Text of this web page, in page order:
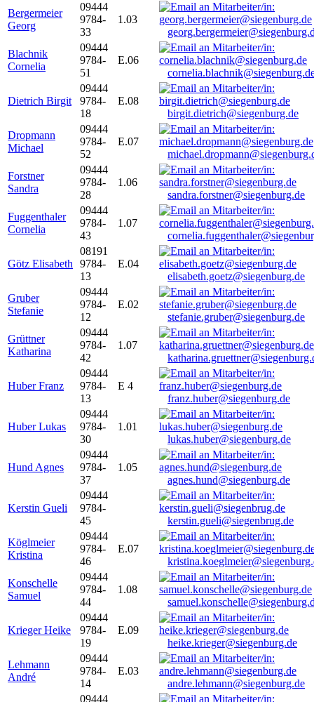
Bergermeier
Georg
09444
9784-
33
1.03
Blachnik
Cornelia
09444
9784-
51
E.06
Dietrich Birgit
09444
9784-
18
E.08
birgit.dietrich@siegenburg.de
Dropmann
Michael
09444
9784-
52
E.07
Forstner
Sandra
09444
9784-
28
1.06
sandra.forstner@siegenburg.de
Fuggenthaler
Cornelia
09444
9784-
43
1.07
Götz Elisabeth
08191
9784-
13
E.04
elisabeth.goetz@siegenburg.de
Gruber
Stefanie
09444
9784-
12
E.02
stefanie.gruber@siegenburg.de
Grüttner
Katharina
09444
9784-
42
1.07
Huber Franz
09444
9784-
13
E 4
franz.huber@siegenburg.de
Huber Lukas
09444
9784-
30
1.01
lukas.huber@siegenburg.de
Hund Agnes
09444
9784-
37
1.05
agnes.hund@siegenburg.de
Kerstin Gueli
09444
9784-
45
kerstin.gueli@siegenbrug.de
Köglmeier
Kristina
09444
9784-
46
E.07
Konschelle
Samuel
09444
9784-
44
1.08
Krieger Heike
09444
9784-
19
E.09
heike.krieger@siegenburg.de
Lehmann
André
09444
9784-
14
E.03
andre.lehmann@siegenburg.de
09444